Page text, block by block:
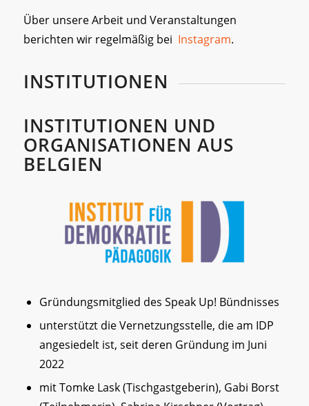
Über unsere Arbeit und Veranstaltungen
berichten wir regelmäßig bei Instagram.
INSTITUTIONEN
INSTITUTIONEN UND
ORGANISATIONEN AUS
BELGIEN
Gründungsmitglied des Speak Up! Bündnisses
unterstützt die Vernetzungsstelle, die am IDP
angesiedelt ist, seit deren Gründung im Juni
2022
mit Tomke Lask (Tischgastgeberin), Gabi Borst